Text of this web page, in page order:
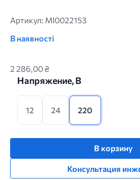
Артикул: MI0022153
В наявності
2 286,00 ₴
Напряжение, В
12 24 220
В корзину
Консультация